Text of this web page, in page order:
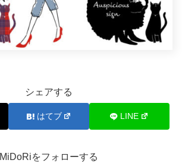
シェアする
はてブ LINE
MiDoRiをフォローする